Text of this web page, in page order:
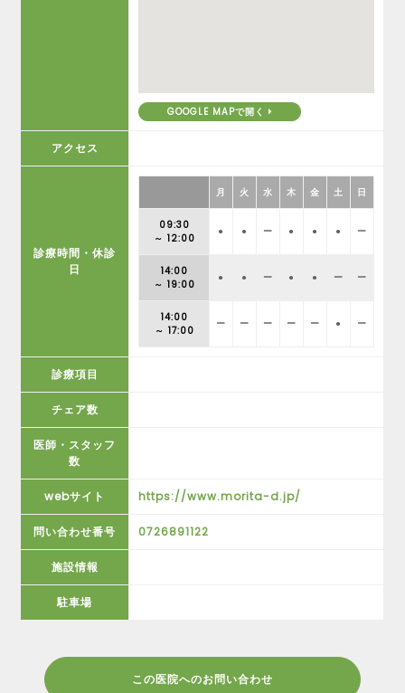
GOOGLE MAPで開く
アクセス
診療時間・休診
日
月 火 水 木 金 土 日
09:30
～ 12:00
● ● ー ● ● ● ー
14:00
～ 19:00
● ● ー ● ● ー ー
14:00
～ 17:00
ー ー ー ー ー ● ー
診療項目
チェア数
医師・スタッフ
数
webサイト https://www.morita-d.jp/
問い合わせ番号 0726891122
施設情報
駐車場
この医院へのお問い合わせ